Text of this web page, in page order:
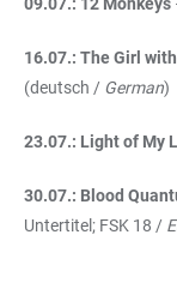
16.07.: The Girl
(deutsch / German)
23.07.: Light of My
30.07.: Blood
Untertitel; FSK 18 /